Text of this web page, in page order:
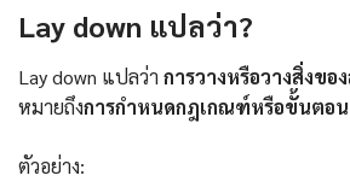
Lay down แปลว่า?
Lay down แปลว่า การวางหรือวางสิ่งขอ
หมายถึงการกำหนดกฎเกณฑ์หรือขั้นตอ
ตัวอย่าง: